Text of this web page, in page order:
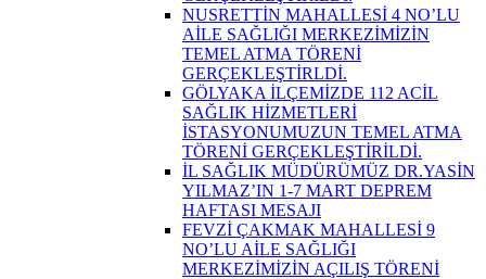
NUSRETTİN MAHALLESİ 4 NO’LU
AİLE SAĞLIĞI MERKEZİMİZİN
TEMEL ATMA TÖRENİ
GERÇEKLEŞTİRLDİ.
GÖLYAKA İLÇEMİZDE 112 ACİL
SAĞLIK HİZMETLERİ
İSTASYONUMUZUN TEMEL ATMA
TÖRENİ GERÇEKLEŞTİRİLDİ.
İL SAĞLIK MÜDÜRÜMÜZ DR.YASİN
YILMAZ’IN 1-7 MART DEPREM
HAFTASI MESAJI
FEVZİ ÇAKMAK MAHALLESİ 9
NO’LU AİLE SAĞLIĞI
MERKEZİMİZİN AÇILIŞ TÖRENİ